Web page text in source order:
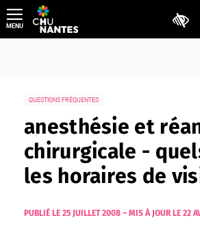
Aller
au
contenu
MENU
QUESTIONS FRÉQUENTES
anesthésie et
chirurgicale -
les horaires de
PUBLIÉ LE 25 JUILLET 2008 – MIS À JOUR LE 22